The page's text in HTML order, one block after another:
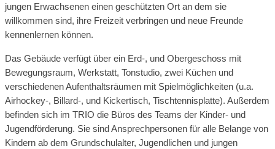
jungen Erwachsenen einen geschützten Ort an dem sie
willkommen sind, ihre Freizeit verbringen und neue Freunde
kennenlernen können.
Das Gebäude verfügt über ein Erd-, und Obergeschoss mit
Bewegungsraum, Werkstatt, Tonstudio, zwei Küchen und
verschiedenen Aufenthaltsräumen mit Spielmöglichkeiten (u.a.
Airhockey-, Billard-, und Kickertisch, Tischtennisplatte). Außerdem
befinden sich im TRIO die Büros des Teams der Kinder- und
Jugendförderung. Sie sind Ansprechpersonen für alle Belange von
Kindern ab dem Grundschulalter, Jugendlichen und jungen